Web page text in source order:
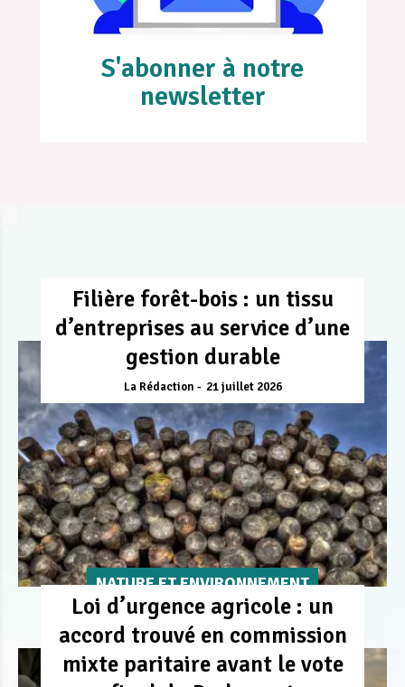
S'abonner à notre
newsletter
Filière forêt-bois : un tissu
d’entreprises au service d’une
gestion durable
La Rédaction 21 juillet 2026
NATURE ET ENVIRONNEMENT
Loi d’urgence agricole : un
accord trouvé en commission
mixte paritaire avant le vote